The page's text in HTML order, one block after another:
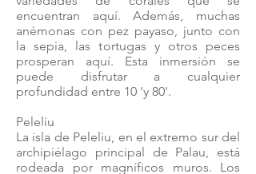
encuentran aquí. Además, muchas
anémonas con pez payaso, junto con
la sepia, las tortugas y otros peces
prosperan aquí. Esta inmersión se
puede disfrutar a cualquier
profundidad entre 10 'y 80'.
Peleliu
La isla de Peleliu, en el extremo sur del
archipiélago principal de Palau, está
rodeada por magníficos muros. Los